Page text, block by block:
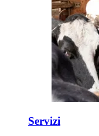
Servizi